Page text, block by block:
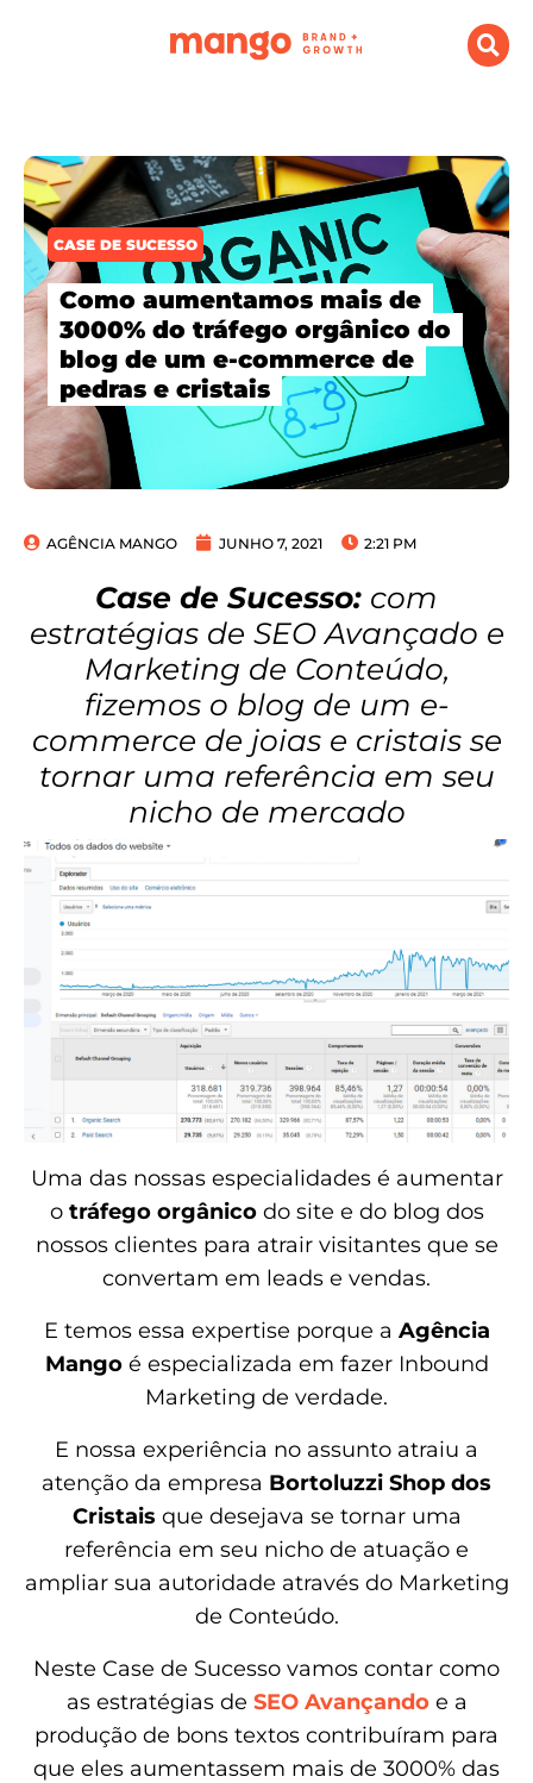
CASE DE SUCESSO
Como aumentamos mais de
3000% do tráfego orgânico do
blog de um e-commerce de
pedras e cristais
AGÊNCIA MANGO JUNHO 7, 2021 2:21 PM
Case de Sucesso: com
estratégias de SEO Avançado e
Marketing de Conteúdo,
fizemos o blog de um e-
commerce de joias e cristais se
tornar uma referência em seu
nicho de mercado
Uma das nossas especialidades é aumentar
otráfego orgânicodo site e do blog dos
nossos clientes para atrair visitantes que se
convertam em leads e vendas.
E temos essa expertise porque a Agência
Mangoé especializada em fazer Inbound
Marketing de verdade.
E nossa experiência no assunto atraiu a
atenção da empresa Bortoluzzi Shop dos
Cristais que desejava se tornar uma
referência em seu nicho de atuação e
ampliar sua autoridade através do Marketing
de Conteúdo.
Neste Case de Sucesso vamos contar como
as estratégias de SEO Avançandoe a
produção de bons textos contribuíram para
que eles aumentassem mais de 3000% das